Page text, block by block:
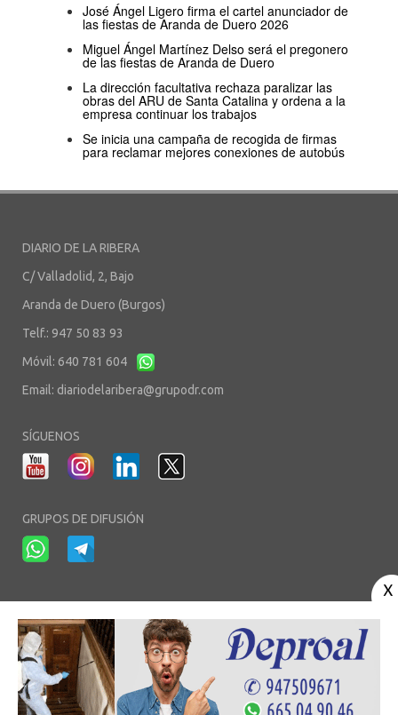
José Ángel Ligero firma el cartel anunciador de
las fiestas de Aranda de Duero 2026
Miguel Ángel Martínez Delso será el pregonero
de las fiestas de Aranda de Duero
La dirección facultativa rechaza paralizar las
obras del ARU de Santa Catalina y ordena a la
empresa continuar los trabajos
Se inicia una campaña de recogida de firmas
para reclamar mejores conexiones de autobús
DIARIO DE LA RIBERA
C/ Valladolid, 2, Bajo
Aranda de Duero (Burgos)
Telf.: 947 50 83 93
Móvil: 640 781 604
Email: diariodelaribera@grupodr.com
SÍGUENOS
GRUPOS DE DIFUSIÓN
Aviso Legal-Política de Privacidad- Política de Cookies-Área privada